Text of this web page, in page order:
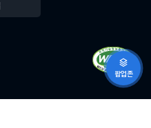
팝업존